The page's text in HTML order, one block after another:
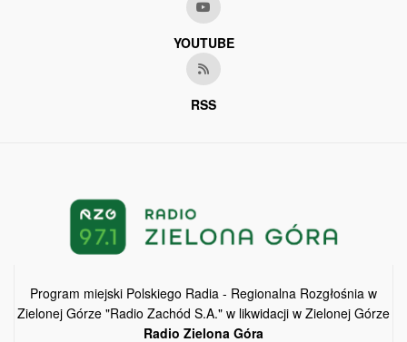
YOUTUBE
RSS
Program miejski Polskiego Radia - Regionalna Rozgłośnia w
Zielonej Górze "Radio Zachód S.A." w likwidacji w Zielonej Górze
Radio Zielona Góra